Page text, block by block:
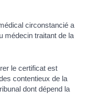
circonstancié a
médecin traitant de la
le certificat est
contentieux de la
dont dépend la